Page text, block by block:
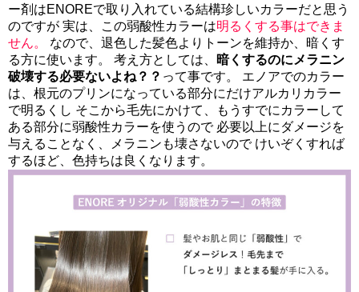
ー剤はENOREで取り入れている結構珍しいカラーだと思う
のですが 実は、この弱酸性カラーは明るくする事はできま
せん。
なので、退色した髪色よりトーンを維持か、暗くす
る方に使います。 考え方としては、
暗くするのにメラニン
破壊する必要ないよね？？ って事です。 エノアでのカラー
は、根元のプリンになっている部分にだけアルカリカラー
で明るくし そこから毛先にかけて、もうすでにカラーして
ある部分に弱酸性カラーを使うので 必要以上にダメージを
与えることなく、メラニンも壊さないので けいぞくすれば
するほど、色持ちは良くなります。